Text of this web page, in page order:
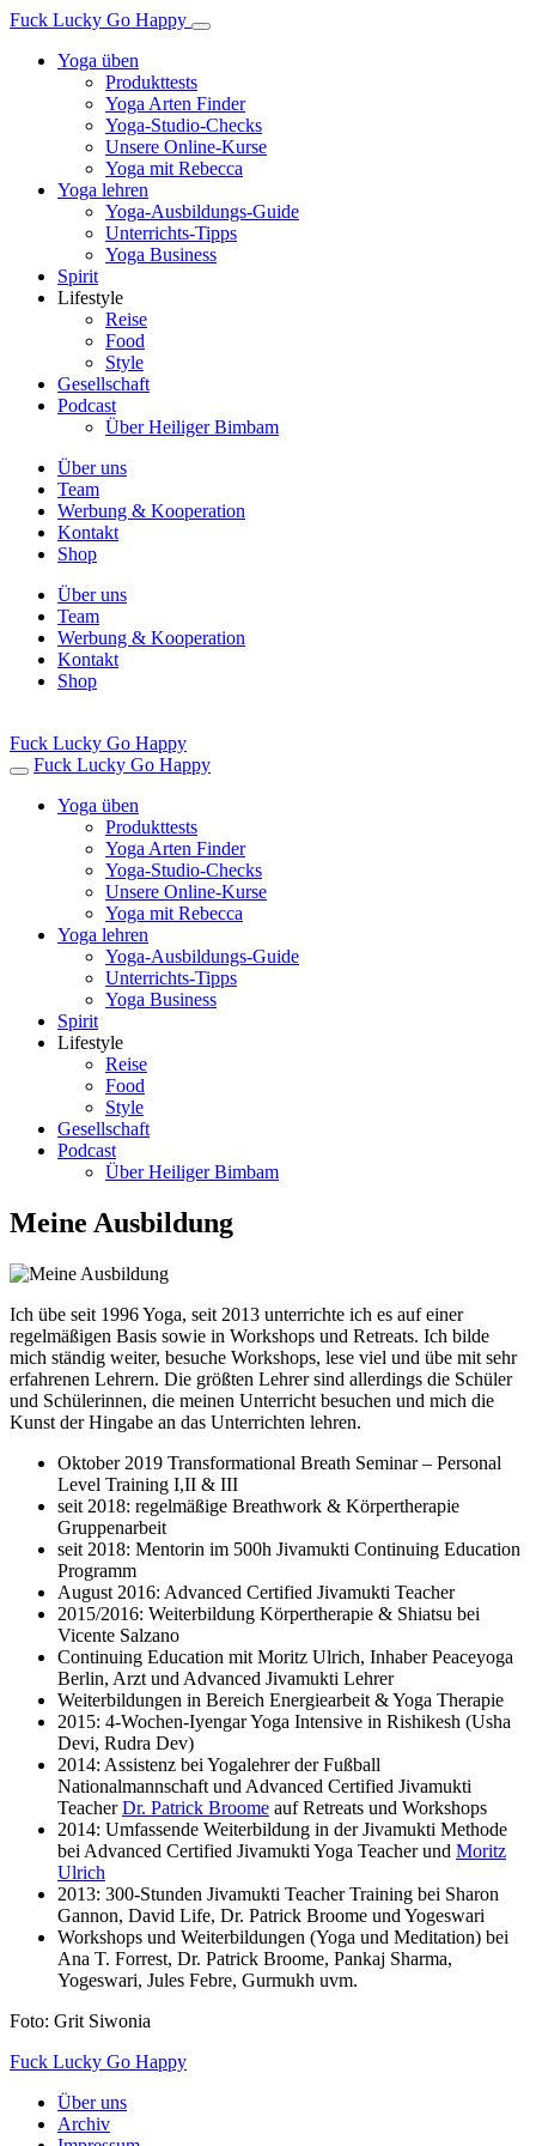
Fuck Lucky Go Happy
Yoga üben
Produkttests
Yoga Arten Finder
Yoga-Studio-Checks
Unsere Online-Kurse
Yoga mit Rebecca
Yoga lehren
Yoga-Ausbildungs-Guide
Unterrichts-Tipps
Yoga Business
Spirit
Lifestyle
Reise
Food
Style
Gesellschaft
Podcast
Über Heiliger Bimbam
Über uns
Team
Werbung & Kooperation
Kontakt
Shop
Über uns
Team
Werbung & Kooperation
Kontakt
Shop
Fuck Lucky Go Happy
Fuck Lucky Go Happy
Yoga üben
Produkttests
Yoga Arten Finder
Yoga-Studio-Checks
Unsere Online-Kurse
Yoga mit Rebecca
Yoga lehren
Yoga-Ausbildungs-Guide
Unterrichts-Tipps
Yoga Business
Spirit
Lifestyle
Reise
Food
Style
Gesellschaft
Podcast
Über Heiliger Bimbam
Meine Ausbildung
Ich übe seit 1996 Yoga, seit 2013 unterrichte ich es auf einer
regelmäßigen Basis sowie in Workshops und Retreats. Ich bilde
mich ständig weiter, besuche Workshops, lese viel und übe mit sehr
erfahrenen Lehrern. Die größten Lehrer sind allerdings die Schüler
und Schülerinnen, die meinen Unterricht besuchen und mich die
Kunst der Hingabe an das Unterrichten lehren.
Oktober 2019 Transformational Breath Seminar – Personal
Level Training I,II & III
seit 2018: regelmäßige Breathwork & Körpertherapie
Gruppenarbeit
seit 2018: Mentorin im 500h Jivamukti Continuing Education
Programm
August 2016: Advanced Certified Jivamukti Teacher
2015/2016: Weiterbildung Körpertherapie & Shiatsu bei
Vicente Salzano
Continuing Education mit Moritz Ulrich, Inhaber Peaceyoga
Berlin, Arzt und Advanced Jivamukti Lehrer
Weiterbildungen in Bereich Energiearbeit & Yoga Therapie
2015: 4-Wochen-Iyengar Yoga Intensive in Rishikesh (Usha
Devi, Rudra Dev)
2014: Assistenz bei Yogalehrer der Fußball
Nationalmannschaft und Advanced Certified Jivamukti
TeacherDr. Patrick Broome auf Retreats und Workshops
2014: Umfassende Weiterbildung in der Jivamukti Methode
bei Advanced Certified Jivamukti Yoga Teacher und Moritz
Ulrich
2013: 300-Stunden Jivamukti Teacher Training bei Sharon
Gannon, David Life, Dr. Patrick Broome und Yogeswari
Workshops und Weiterbildungen (Yoga und Meditation) bei
Ana T. Forrest, Dr. Patrick Broome, Pankaj Sharma,
Yogeswari, Jules Febre, Gurmukh uvm.
Foto: Grit Siwonia
Fuck Lucky Go Happy
Über uns
Archiv